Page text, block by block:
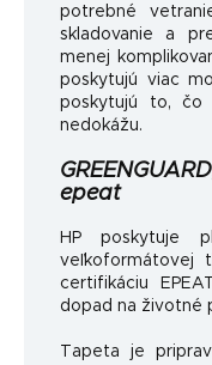
potrebné
skladovanie a
menej
poskytujú viac
poskytujú to, čo
nedokážu.
epeat
HP poskytuje
veľkoformátovej
certifikáciu
dopad na životné
Tapeta je